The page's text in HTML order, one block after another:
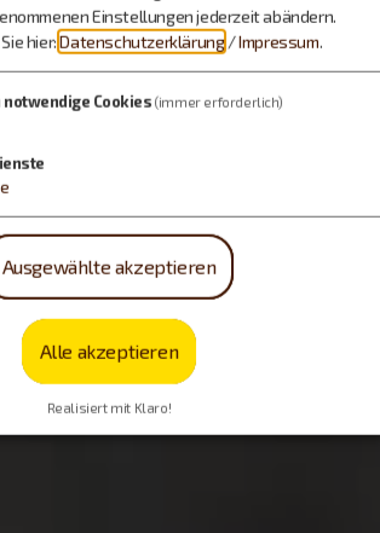
Einstellungen jederzeit abändern.
hier:Datenschutzerklärung /Impressum.
notwendige Cookies (immer erforderlich)
Ausgewählte akzeptieren
Alle akzeptieren
Realisiert mit Klaro!